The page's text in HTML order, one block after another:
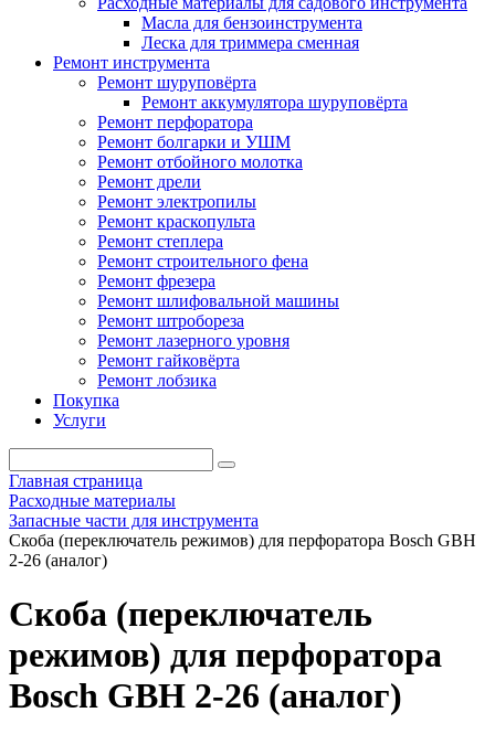
Масла для бензоинструмента
Леска для триммера сменная
Ремонт инструмента
Ремонт шуруповёрта
Ремонт аккумулятора шуруповёрта
Ремонт перфоратора
Ремонт болгарки и УШМ
Ремонт отбойного молотка
Ремонт дрели
Ремонт электропилы
Ремонт краскопульта
Ремонт степлера
Ремонт строительного фена
Ремонт фрезера
Ремонт шлифовальной машины
Ремонт штробореза
Ремонт лазерного уровня
Ремонт гайковёрта
Ремонт лобзика
Покупка
Услуги
Главная страница
Расходные материалы
Запасные части для инструмента
Скоба (переключатель режимов) для перфоратора Bosch GBH
2-26 (аналог)
Скоба (переключатель
режимов) для перфоратора
Bosch GBH 2-26 (аналог)